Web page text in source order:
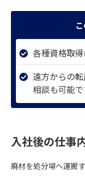
各種資格取得
遠方からの
相談も可能で
入社後の仕事
廃材を処分場へ運搬